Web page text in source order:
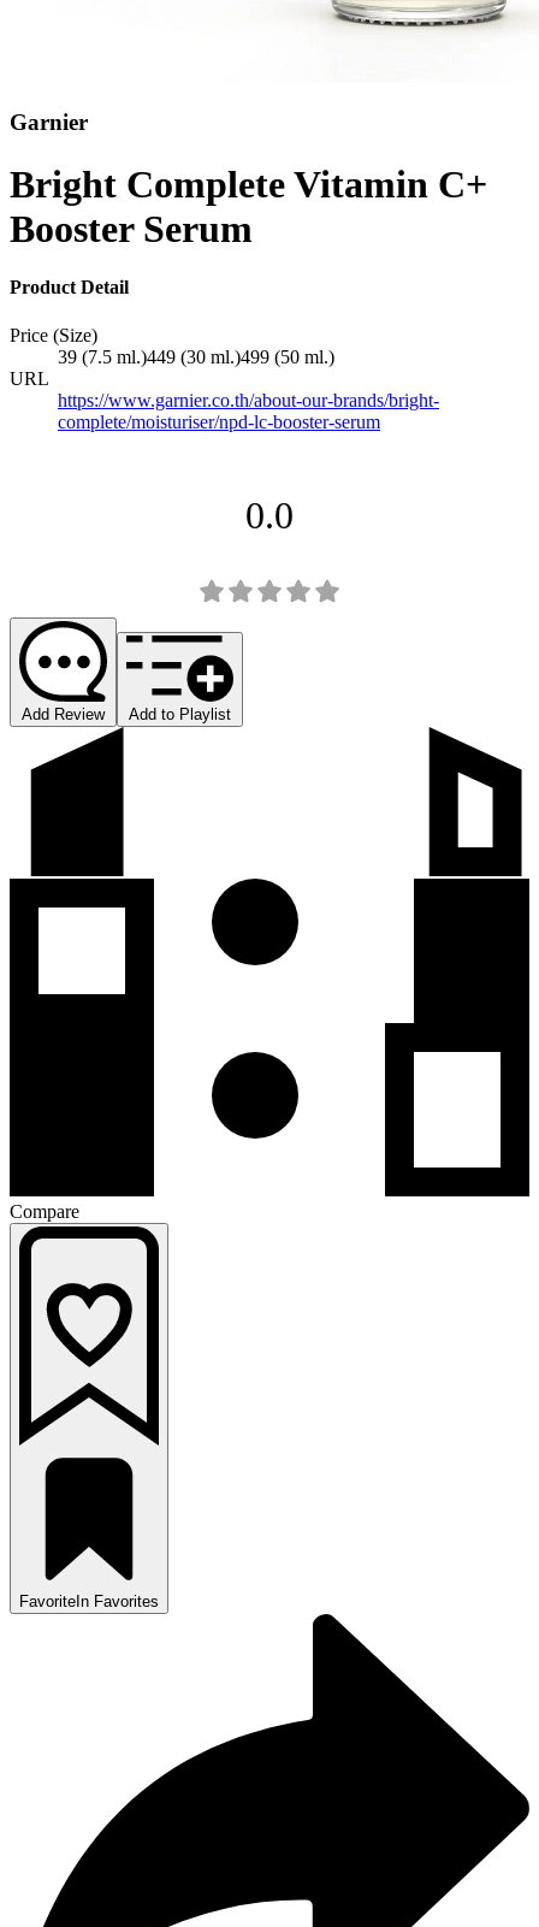
Garnier
Bright Complete Vitamin C+
Booster Serum
Product Detail
Price (Size)
39 (7.5 ml.)449 (30 ml.)499 (50 ml.)
URL
https://www.garnier.co.th/about-our-brands/bright-
complete/moisturiser/npd-lc-booster-serum
0.0
Add Review Add to Playlist
Compare
Favorite In Favorites